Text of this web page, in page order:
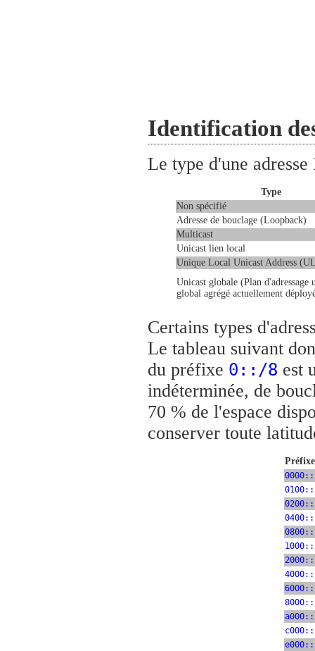
Identification
Le type d'une
Type
Non spécifié
Adresse de bouclage (Loopback)
Multicast
Unicast lien local
Unique Local Unicast Address
Unicast globale (Plan d'adressage
global agrégé actuellement
Certains types
Le tableau suivant
du préfixe 0::/8 est
indéterminée, de
70 % de l'espace
conserver toute